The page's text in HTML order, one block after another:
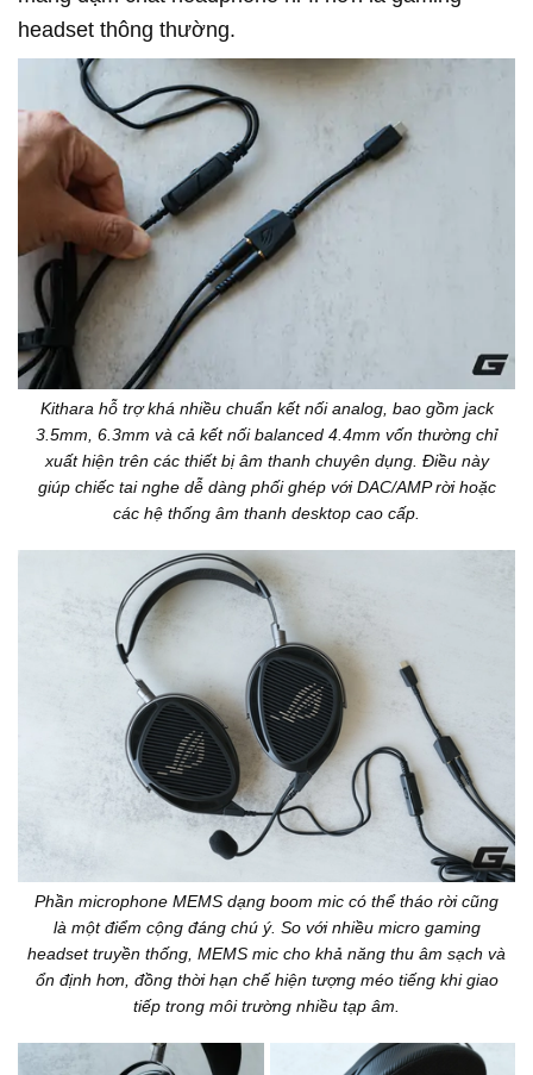
headset thông thường.
Kithara hỗ trợ khá nhiều chuẩn kết nối analog, bao gồm jack
3.5mm, 6.3mm và cả kết nối balanced 4.4mm vốn thường chỉ
xuất hiện trên các thiết bị âm thanh chuyên dụng. Điều này
giúp chiếc tai nghe dễ dàng phối ghép với DAC/AMP rời hoặc
các hệ thống âm thanh desktop cao cấp.
Phần microphone MEMS dạng boom mic có thể tháo rời cũng
là một điểm cộng đáng chú ý. So với nhiều micro gaming
headset truyền thống, MEMS mic cho khả năng thu âm sạch và
ổn định hơn, đồng thời hạn chế hiện tượng méo tiếng khi giao
tiếp trong môi trường nhiều tạp âm.